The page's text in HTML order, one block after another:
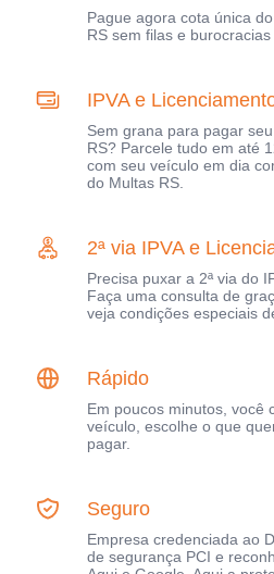
Pague agora cota única
RS sem filas e
IPVA e
Sem grana para pagar
RS? Parcele tudo em até
com seu veículo em dia
do Multas RS.
2ª via IPVA e
Precisa puxar a 2ª via do
Faça uma consulta de
veja condições especiais
Rápido
Em poucos minutos, você
veículo, escolhe o que
pagar.
Seguro
Empresa credenciada ao
de segurança PCI e